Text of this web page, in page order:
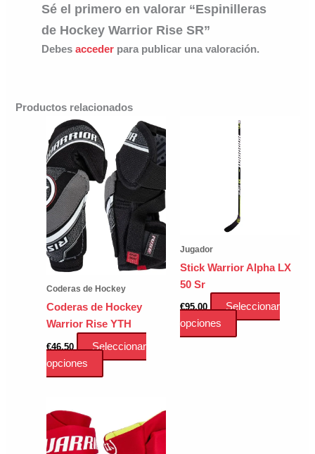
Sé el primero en valorar “Espinilleras
de Hockey Warrior Rise SR”
Debes accederpara publicar una valoración.
Productos relacionados
Coderas de Hockey
Coderas de Hockey
Warrior Rise YTH
€46.50
Seleccionar
opciones
Este
producto
variantes.
Las
Jugador
Stick Warrior Alpha LX
50 Sr
€95.00
Seleccionar
opciones
Este
producto